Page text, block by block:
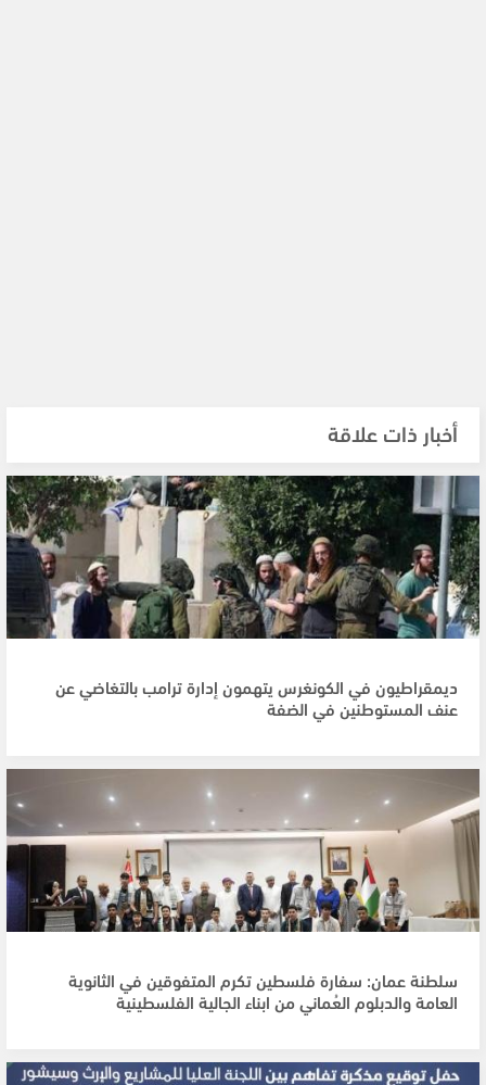
أخبار ذات علاقة
ديمقراطيون في الكونغرس يتهمون إدارة ترامب بالتغاضي عن
عنف المستوطنين في الضفة
سلطنة عمان: سفارة فلسطين تكرم المتفوقين في الثانوية
العامة والدبلوم العُماني من ابناء الجالية الفلسطينية